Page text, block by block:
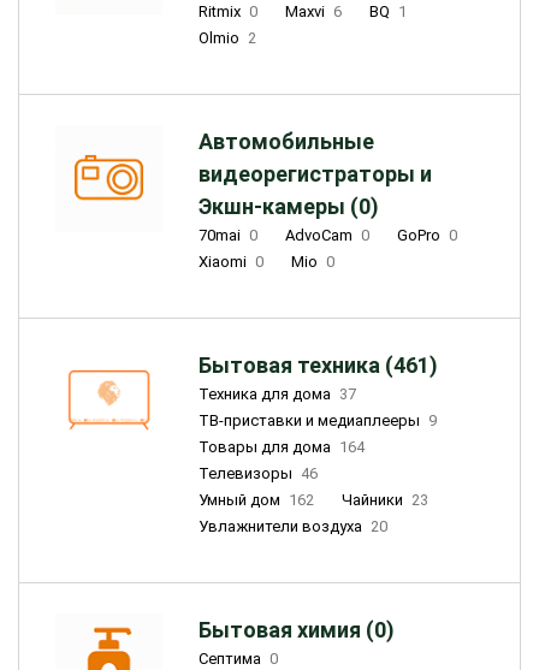
Ritmix 0 Maxvi 6 BQ 1
Olmio 2
Автомобильные
видеорегистраторы и
Экшн-камеры (0)
70mai 0 AdvoCam 0 GoPro 0
Xiaomi 0 Mio 0
Бытовая техника (461)
Техника для дома 37
ТВ-приставки и медиаплееры 9
Товары для дома 164
Телевизоры 46
Умный дом 162 Чайники 23
Увлажнители воздуха 20
Бытовая химия (0)
Септима 0